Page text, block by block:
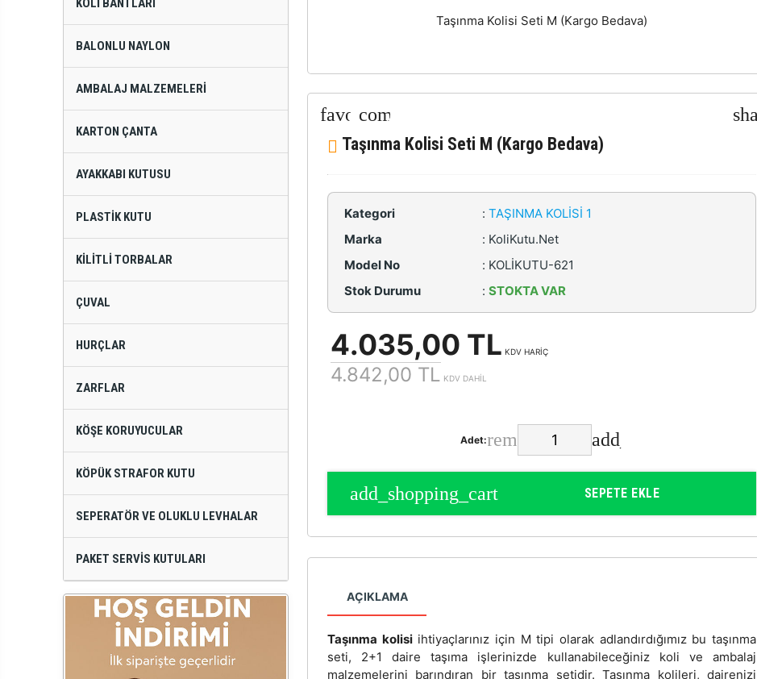
KOLI BANTLARI
BALONLU NAYLON
AMBALAJ MALZEMELERI
KARTON ÇANTA
AYAKKABI KUTUSU
PLASTIK KUTU
KILITLI TORBALAR
ÇUVAL
HURÇLAR
ZARFLAR
KÖŞE KORUYUCULAR
KÖPÜK STRAFOR KUTU
SEPERATÖR VE OLUKLU LEVHALAR
PAKET SERVIS KUTULARI
Taşınma Kolisi Seti M (Kargo Bedava)
Taşınma Kolisi Seti M (Kargo Bedava)
Kategori : TAŞINMA KOLISI 1
Marka
: KoliKutu.Net
Model No
: KOLİKUTU-621
Stok Durumu
: STOKTA VAR
4.035,00 TL KDV HARİÇ
4.842,00 TL KDV DAHİL
Adet:
SEPETE EKLE
AÇIKLAMA
Taşınma kolisiihtiyaçlarınız için M tipi olarak adlandırdığımız bu taşınma
seti, 2+1 daire taşıma işlerinizde kullanabileceğiniz koli ve ambalaj
malzemelerini barındıran bir taşınma setidir. Taşınma kolileri, dairenizi